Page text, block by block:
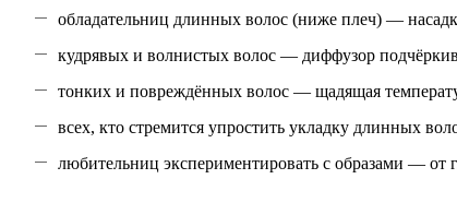
обладательниц длинных волос (ниже плеч) —
кудрявых и волнистых волос — диффузор
тонких и повреждённых волос — щадящая
всех, кто стремится упростить укладку длинных
любительниц экспериментировать с образами —